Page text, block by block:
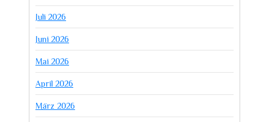
Juli 2026
Juni 2026
Mai 2026
April 2026
März 2026